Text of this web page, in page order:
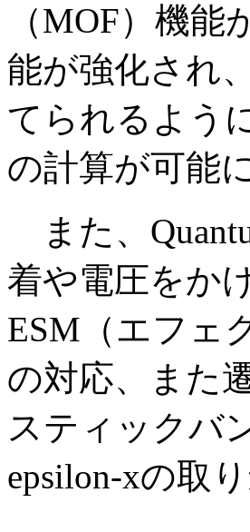
（MOF）機
能が強化され
てられるよう
の計算が可能
また、
着や電圧をか
ESM（エフェ
の対応、また
スティックバ
epsilon-xの取